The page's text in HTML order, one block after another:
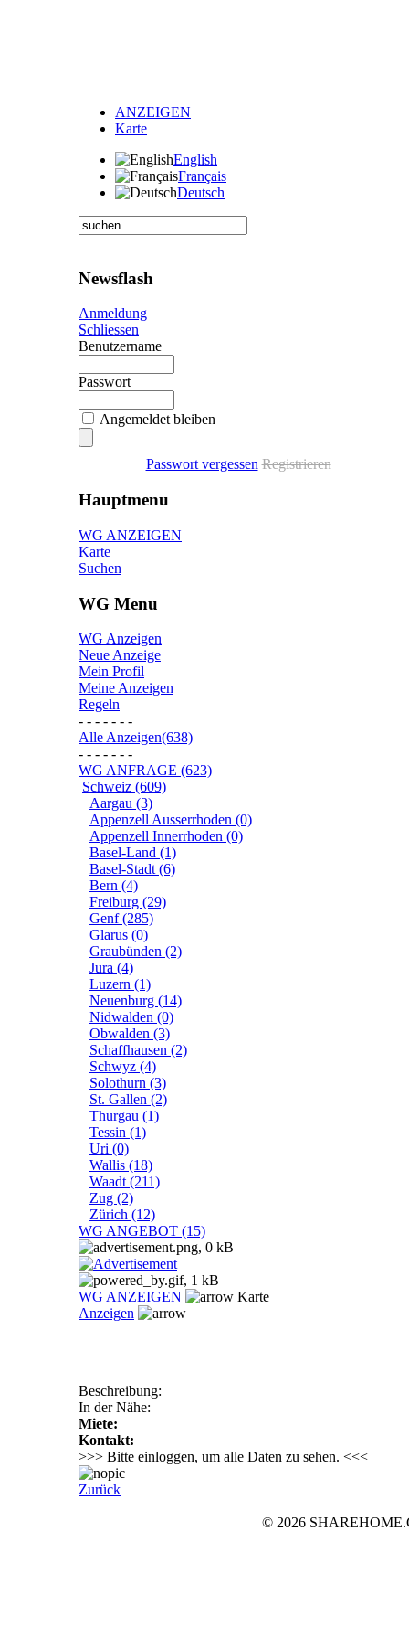
ANZEIGEN
Karte
English
Français
Deutsch
Newsflash
Anmeldung
Schliessen
Benutzername
Passwort
Angemeldet bleiben
Passwort vergessen Registrieren
Hauptmenu
WG ANZEIGEN
Karte
Suchen
WG Menu
WG Anzeigen
Neue Anzeige
Mein Profil
Meine Anzeigen
Regeln
- - - - - - -
Alle Anzeigen(638)
- - - - - - -
WG ANFRAGE (623)
Schweiz (609)
Aargau (3)
Appenzell Ausserrhoden (0)
Appenzell Innerrhoden (0)
Basel-Land (1)
Basel-Stadt (6)
Bern (4)
Freiburg (29)
Genf (285)
Glarus (0)
Graubünden (2)
Jura (4)
Luzern (1)
Neuenburg (14)
Nidwalden (0)
Obwalden (3)
Schaffhausen (2)
Schwyz (4)
Solothurn (3)
St. Gallen (2)
Thurgau (1)
Tessin (1)
Uri (0)
Wallis (18)
Waadt (211)
Zug (2)
Zürich (12)
WG ANGEBOT (15)
WG ANZEIGEN
Karte
Anzeigen
Beschreibung:
In der Nähe:
Miete:
Kontakt:
>>> Bitte einloggen, um alle Daten zu sehen. <<<
Zurück
© 2026